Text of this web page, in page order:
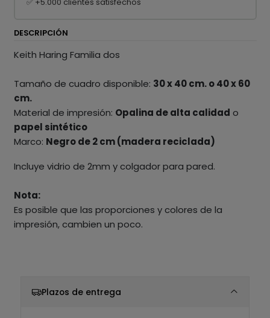
DESCRIPCIÓN
Keith Haring Familia dos
Tamaño de cuadro disponible: 30 x 40 cm. o 40 x 60
cm.
Material de impresión: Opalina de alta calidad o
papel sintético
Marco: Negro de 2 cm (madera reciclada)
Incluye vidrio de 2mm y colgador para pared.
Nota:
Es posible que las proporciones y colores de la
impresión, cambien un poco.
Plazos de entrega